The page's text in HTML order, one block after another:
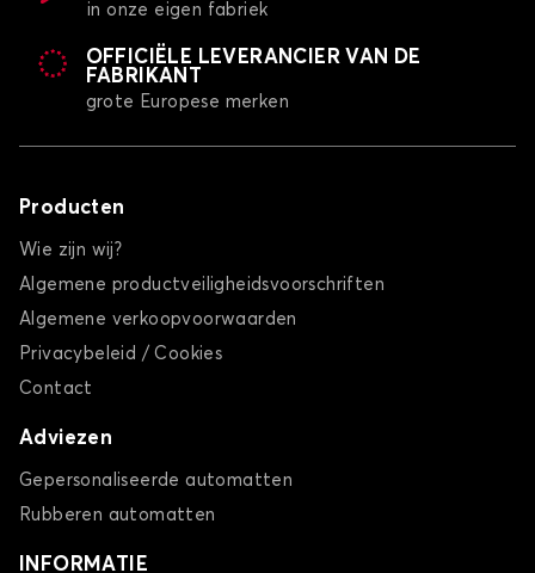
in onze eigen fabriek
OFFICIËLE LEVERANCIER VAN DE
FABRIKANT
grote Europese merken
Producten
Wie zijn wij?
Algemene productveiligheidsvoorschriften
Algemene verkoopvoorwaarden
Privacybeleid / Cookies
Contact
Adviezen
Gepersonaliseerde automatten
Rubberen automatten
INFORMATIE